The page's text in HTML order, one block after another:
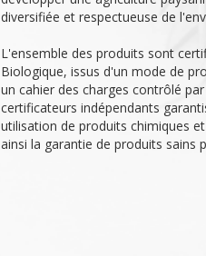
diversifiée et respectueuse de
L'ensemble des produits sont
Biologique, issus d'un mode de
un cahier des charges contrôlé
certificateurs indépendants
utilisation de produits chimiques
ainsi la garantie de produits sains